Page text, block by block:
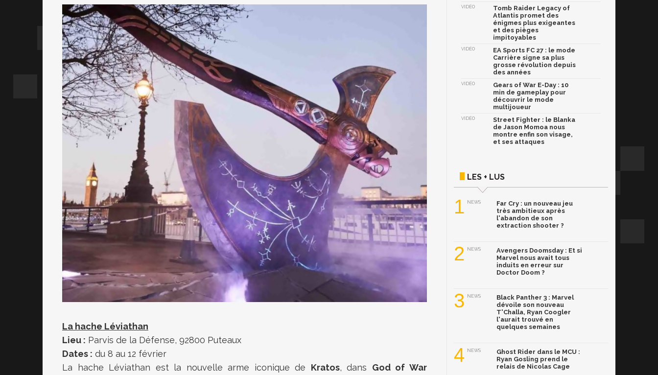
La hache Léviathan
Lieu : Parvis de la Défense, 92800 Puteaux
Dates : du 8 au 12 février
La hache Léviathan est la nouvelle arme iconique de Kratos, dans God of War
VIDÉO
Tomb Raider Legacy of
Atlantis promet des
énigmes plus exigeantes
et des pièges
impitoyables
VIDÉO
EA Sports FC 27 : le mode
Carrière signe sa plus
grosse révolution depuis
des années
VIDÉO
Gears of War E-Day : 10
min de gameplay pour
découvrir le mode
multijoueur
VIDÉO
Street Fighter : le Blanka
de Jason Momoa nous
montre enfin son visage,
et ses attaques
LES + LUS
1 NEWS
Far Cry : un nouveau jeu
très ambitieux après
l'abandon de son
extraction shooter ?
2 NEWS
Avengers Doomsday : Et si
Marvel nous avait tous
induits en erreur sur
Doctor Doom ?
3 NEWS
Black Panther 3 : Marvel
dévoile son nouveau
T'Challa, Ryan Coogler
l'aurait trouvé en
quelques semaines
4 NEWS
Ghost Rider dans le MCU :
Ryan Gosling prend le
relais de Nicolas Cage